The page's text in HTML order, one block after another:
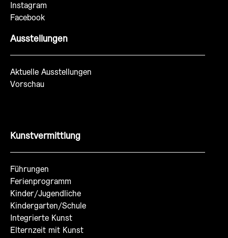
Instagram
Facebook
Ausstellungen
Aktuelle Ausstellungen
Vorschau
Kunstvermittlung
Führungen
Ferienprogramm
Kinder/Jugendliche
Kindergarten/Schule
Integrierte Kunst
Elternzeit mit Kunst